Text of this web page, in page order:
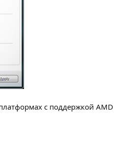
с поддержкой AMD